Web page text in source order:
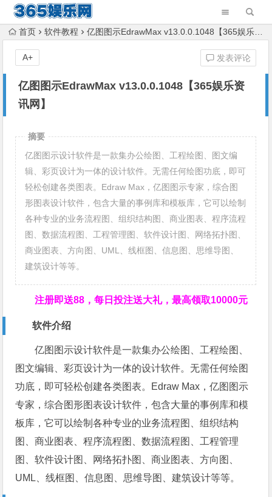
首页 软件教程 亿图图示EdrawMax v13.0.0.1048【365娱乐资讯网】
亿图图示EdrawMax v13.0.0.1048【365娱乐资
讯网】
发表评论
A+
摘要
亿图图示设计软件是一款集办公绘图、工程绘图、图文编
辑、彩页设计为一体的设计软件。无需任何绘图功底，即可
轻松创建各类图表。Edraw Max，亿图图示专家，综合图
形图表设计软件，包含大量的事例库和模板库，它可以绘制
各种专业的业务流程图、组织结构图、商业图表、程序流程
图、数据流程图、工程管理图、软件设计图、网络拓扑图、
商业图表、方向图、UML、线框图、信息图、思维导图、
建筑设计等等。
注册即送88，每日投注送大礼，最高领取10000元
软件介绍
亿图图示设计软件是一款集办公绘图、工程绘图、
图文编辑、彩页设计为一体的设计软件。无需任何绘图
功底，即可轻松创建各类图表。Edraw Max，亿图图示
专家，综合图形图表设计软件，包含大量的事例库和模
板库，它可以绘制各种专业的业务流程图、组织结构
图、商业图表、程序流程图、数据流程图、工程管理
图、软件设计图、网络拓扑图、商业图表、方向图、
UML、线框图、信息图、思维导图、建筑设计等等。